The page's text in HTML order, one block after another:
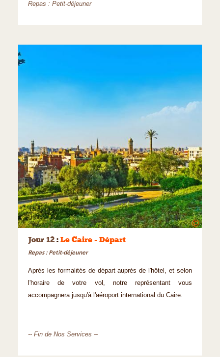
Repas : Petit-déjeuner
©
Jour 12 : Le Caire - Départ
Repas : Petit-déjeuner
Après les formalités de départ auprès de l'hôtel, et selon
l'horaire de votre vol, notre représentant vous
accompagnera jusqu'à l'aéroport international du Caire.
-- Fin de Nos Services --